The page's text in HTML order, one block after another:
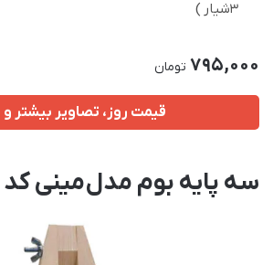
3شیار )
795,000 تومان
قیمت روز، تصاویر بیشتر و
سه پایه بوم مدل مینی کد G05